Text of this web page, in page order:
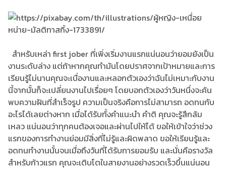
สำหรับเหล่า first jober ที่เพิ่งเริ่มงานแรกแน่นอนว่ายอมยังเป็น
งานระดับล่าง แต่ถ้าหากคุณทำมันโดยปราศจากเป้าหมายและการ
เรียนรู้ไม่นานคุณจะเบื่องานและหลอกตัวเองว่าฉันไม่เหมาะกับงาน
นี้จากนั้นก็จะเปลี่ยนงานไปเรื่อยๆ โดยบอกตัวเองว่าวันหนึ่งจะค้น
พบความฝันที่สำเร็จรูป ความเป็นจริงคือการไม่สามารถ อดทนกับ
อะไรได้เลยต่างหาก เมื่อได้รับทั้งคำแนะนำ คำติ คุณจะรู้สึกล้ม
เหลว แน่นอนว่าทุกคนต้องเจอและผ่านไปให้ได้ ขอให้เข้าใจว่าช่วง
แรกของการทำงานย่อมมีสิ่งที่ไม่รู้และผิดพลาด ขอให้เรียนรู้และ
อดทนทำงานนั้นจนเมื่อถึงวันที่ได้รับการยอมรับ และนั่นคือรางวัล
สำหรับก้าวแรก คุณจะเติบโตในสายงานอย่างรวดเร็วขึ้นแน่นอน